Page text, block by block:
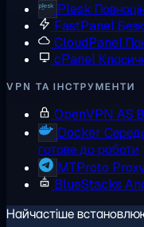
Plesk
FastPanel
CloudPanel
cPanel
VPN ТА ІНСТРУМЕНТИ
OpenVPN AS
Docker
готове до роботи
MTProto
BlueStacks
Найчастіше